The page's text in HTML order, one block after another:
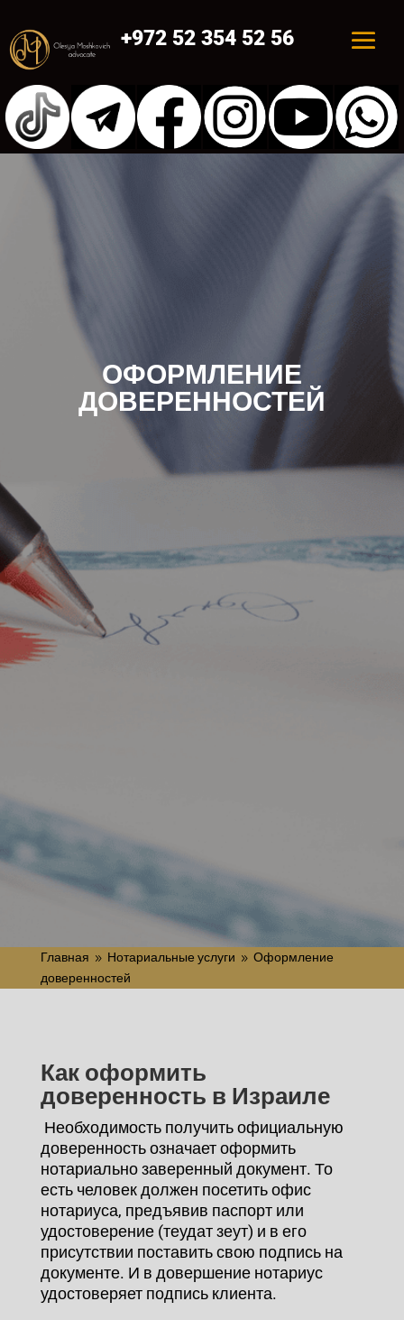
+972 52 354 52 56
ОФОРМЛЕНИЕ
ДОВЕРЕННОСТЕЙ
Главная 9 Нотариальные услуги 9 Оформление
доверенностей
Как оформить
доверенность в Израиле
Необходимость получить официальную
доверенностьозначает оформить
нотариально заверенный документ. То
есть человек должен посетить офис
нотариуса, предъявив паспорт или
удостоверение (теудат зеут) и в его
присутствии поставить свою подпись на
документе. И в довершение нотариус
удостоверяет подпись клиента.